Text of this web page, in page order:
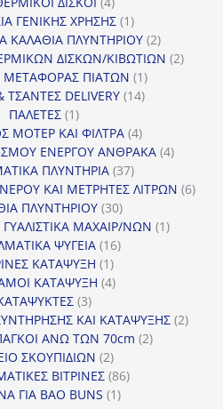
προϊόντα
ΓΕΝΙΚΗΣ ΧΡΗΣΗΣ 11
προϊόν
ΚΑΛΑΘΙΑ ΠΛΥΝΤΗΡΙΟΥ 22
προϊόντα
ΔΙΣΚΩΝ/ΚΙΒΩΤΙΩΝ 22
ΜΕΤΑΦΟΡΑΣ ΠΙΑΤΩΝ 11
προϊόν
ΤΣΑΝΤΕΣ DELIVERY 1414
ΠΑΛΕΤΕΣ 11
προϊόν
ΜΟΤΕΡ ΚΑΙ ΦΙΛΤΡΑ 44
προϊόντα
ΕΝΕΡΓΟΥ ΑΝΘΡΑΚΑ 44
ΠΛΥΝΤΗΡΙΑ 3737
προϊόντα
ΚΑΙ ΜΕΤΡΗΤΕΣ ΛΙΤΡΩΝ 66
ΠΛΥΝΤΗΡΙΟΥ 3030
προϊόντα
ΜΑΧΑΙΡ/ΝΩΝ 11
ΨΥΓΕΙΑ 1616
ΚΑΤΑΨΥΞΗ 11
προϊόν
ΚΑΤΑΨΥΞΗ 44
33
προϊόντα
ΚΑΙ ΚΑΤΑΨΥΞΗΣ 22
ΑΝΩ ΤΩΝ 70cm 22
ΣΚΟΥΠΙΔΙΩΝ 22
προϊόντα
ΒΙΤΡΙΝΕΣ 8686
ΓΙΑ BAO BUNS 11